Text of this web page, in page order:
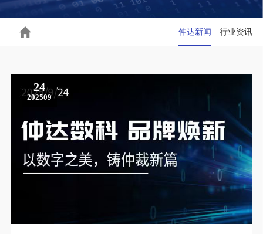
仲达新闻 行业资讯
24
202509